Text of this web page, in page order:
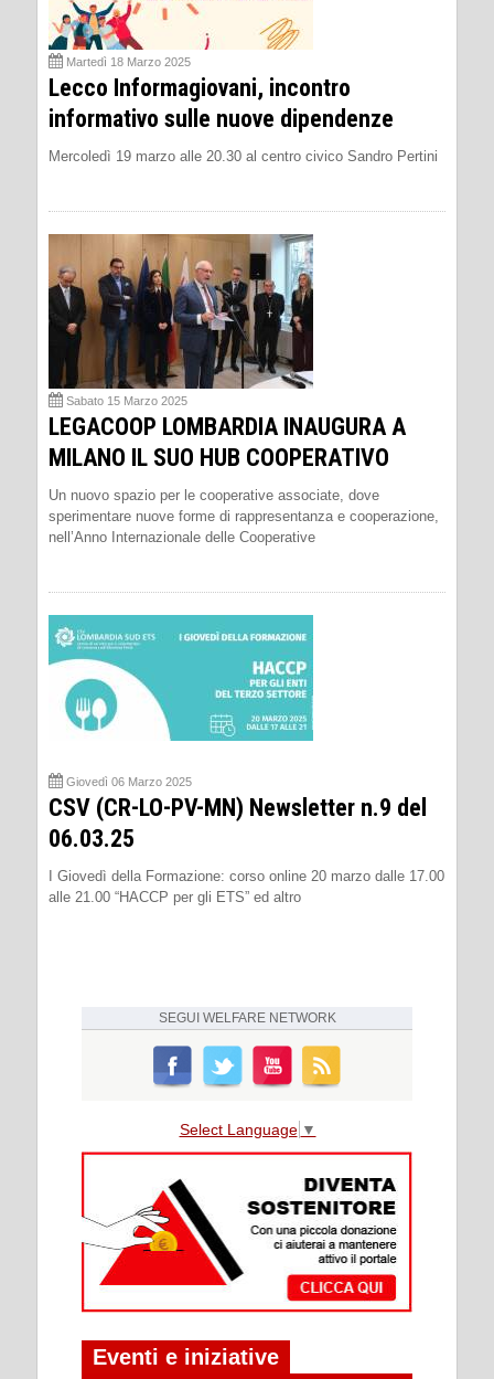
Martedì 18 Marzo 2025
Lecco Informagiovani, incontro
informativo sulle nuove dipendenze
Mercoledì 19 marzo alle 20.30 al centro civico Sandro Pertini
Sabato 15 Marzo 2025
LEGACOOP LOMBARDIA INAUGURA A
MILANO IL SUO HUB COOPERATIVO
Un nuovo spazio per le cooperative associate, dove
sperimentare nuove forme di rappresentanza e cooperazione,
nell’Anno Internazionale delle Cooperative
Giovedì 06 Marzo 2025
CSV (CR-LO-PV-MN) Newsletter n.9 del
06.03.25
I Giovedì della Formazione: corso online 20 marzo dalle 17.00
alle 21.00 “HACCP per gli ETS” ed altro
SEGUI WELFARE NETWORK
Select Language ▼
Eventi e iniziative